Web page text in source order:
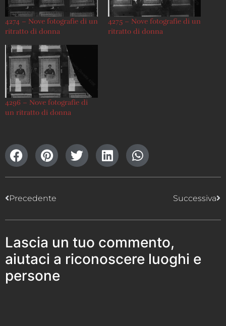
4274 – Nove fotografie di un
ritratto di donna
4275 – Nove fotografie di un
ritratto di donna
4296 – Nove fotografie di
un ritratto di donna
Precedente Successiva
Lascia un tuo commento,
aiutaci a riconoscere luoghi e
persone